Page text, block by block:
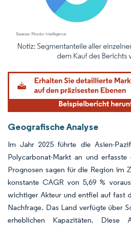
Bild © Mordor Intelligence.
Geografische Analyse
Im Jahr 2025 führte die Asien-
Polycarbonat-Markt an und erfasste
Prognosen sagen für die Region im
konstante CAGR von 5,69 %
wichtiger Akteur und entfiel auf fast
Nachfrage. Das Land verfügte über
erheblichen Kapazitäten. Diese